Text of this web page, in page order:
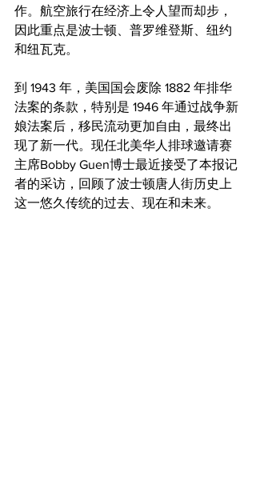
作。航空旅行在经济上令人望而却步，
因此重点是波士顿、普罗维登斯、纽约
和纽瓦克。
到 1943 年，美国国会废除 1882 年排华
法案的条款，特别是 1946 年通过战争新
娘法案后，移民流动更加自由，最终出
现了新一代。现任北美华人排球邀请赛
主席Bobby Guen博士最近接受了本报记
者的采访，回顾了波士顿唐人街历史上
这一悠久传统的过去、现在和未来。